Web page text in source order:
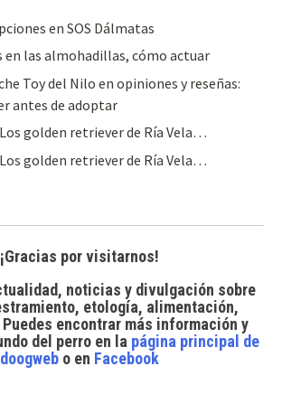
en SOS Dálmatas
en las almohadillas, cómo actuar
Toy del Nilo en opiniones y reseñas:
antes de adoptar
Los golden retriever de Ría Vela…
Los golden retriever de Ría Vela…
¡Gracias por visitarnos!
noticias y divulgación sobre
etología, alimentación,
encontrar más información y
del perroen la página principal de
doogweb o en Facebook